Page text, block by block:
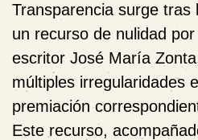
Transparencia surge tras
un recurso de nulidad
escritor José María Zonta
múltiples irregularidades
premiación
Este recurso,